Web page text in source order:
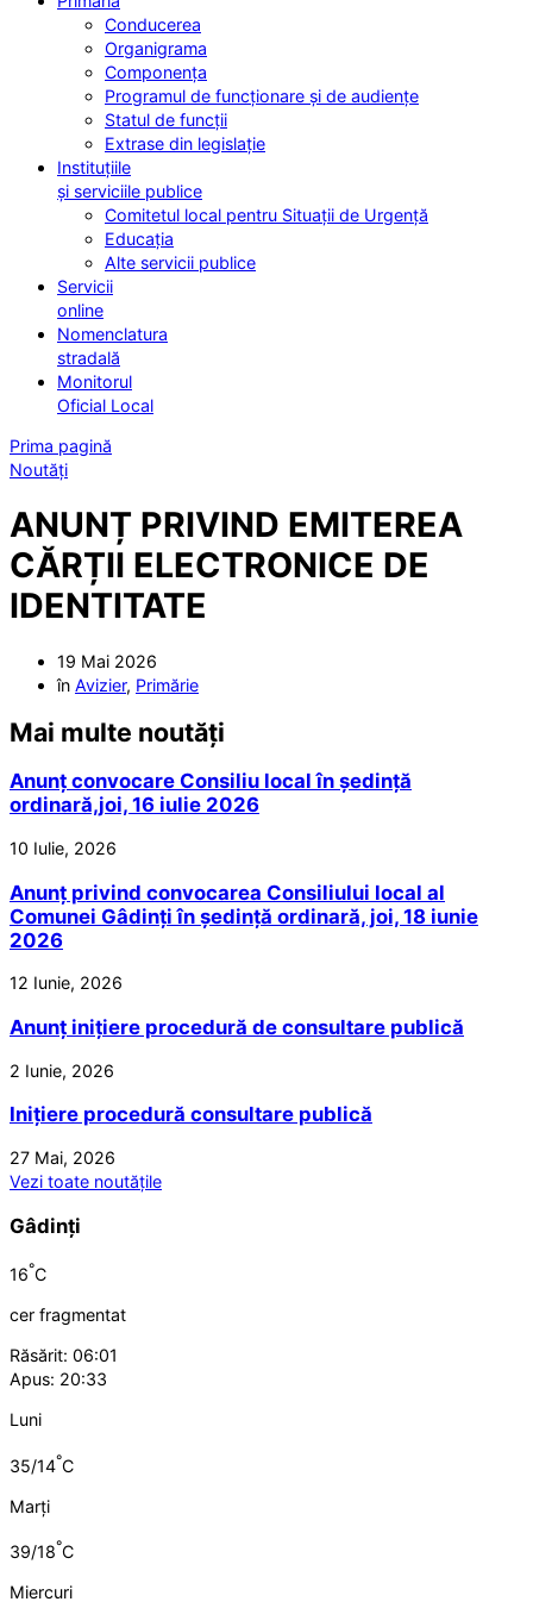
Conducerea
Organigrama
Componența
Programul de funcționare și de audiențe
Statul de funcții
Extrase din legislație
Instituțiile
și serviciile publice
Comitetul local pentru Situații de Urgență
Educația
Alte servicii publice
Servicii
online
Nomenclatura
stradală
Monitorul
Oficial Local
Prima pagină
Noutăți
ANUNȚ PRIVIND EMITEREA
CĂRȚII ELECTRONICE DE
IDENTITATE
19 Mai 2026
în Avizier, Primărie
Mai multe noutăți
Anunț convocare Consiliu local în ședință
ordinară,joi, 16 iulie 2026
10 Iulie, 2026
Anunț privind convocarea Consiliului local al
Comunei Gâdinți în ședință ordinară, joi, 18 iunie
2026
12 Iunie, 2026
Anunț inițiere procedură de consultare publică
2 Iunie, 2026
Inițiere procedură consultare publică
27 Mai, 2026
Vezi toate noutățile
Gâdinți
16°C
cer fragmentat
Răsărit: 06:01
Apus: 20:33
Luni
35/14°C
Marți
39/18°C
Miercuri